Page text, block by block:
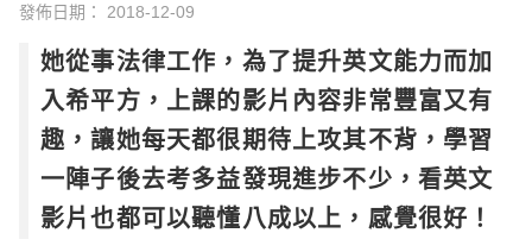
發佈日期： 2018-12-09
她從事法律工作，為了提升英文能力而加
入希平方，上課的影片內容非常豐富又有
趣，讓她每天都很期待上攻其不背，學習
一陣子後去考多益發現進步不少，看英文
影片也都可以聽懂八成以上，感覺很好！